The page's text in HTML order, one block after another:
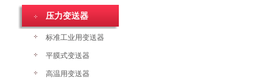
压力变送器
标准工业用变送器
平膜式变送器
高温用变送器